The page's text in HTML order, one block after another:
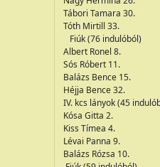
Tábori Tamara 30.
Tóth Mirtill 33.
Fiúk (76 indulóból)
Albert Ronel 8.
Sós Róbert 11.
Balázs Bence 15.
Héjja Bence 32.
IV. kcs lányok (45
Kósa Gitta 2.
Kiss Tímea 4.
Lévai Panna 9.
Balázs Rózsa 10.